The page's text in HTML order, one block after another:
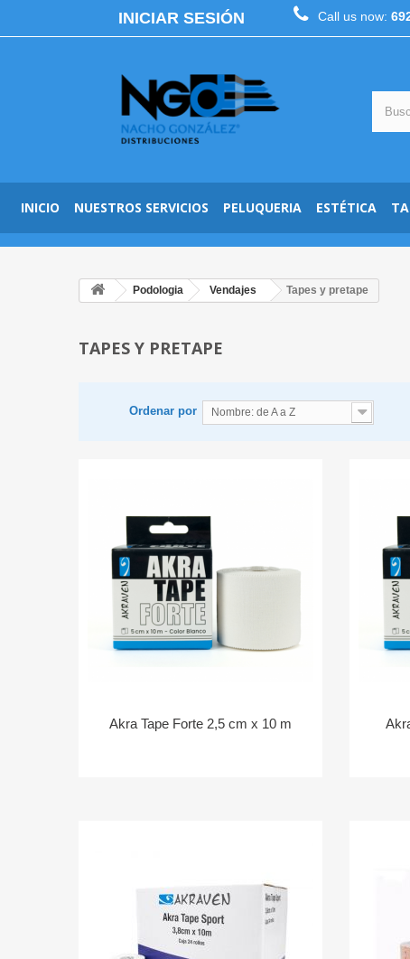
INICIAR SESIÓN Call us now:
INICIO NUESTROS SERVICIOS PELUQUERIA ESTÉTICA
Podologia Vendajes Tapes y pretape
TAPES Y PRETAPE
Ordenar por Nombre: de A a Z
Akra Tape Forte 2,5 cm x 10 m